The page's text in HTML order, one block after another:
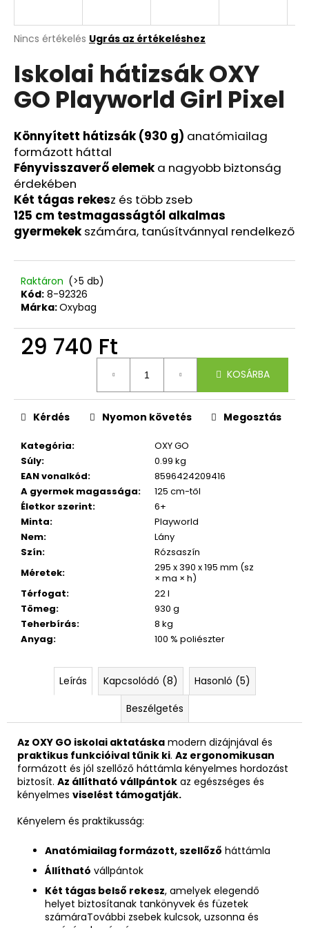
A
átlagos
értékelése
5-
ből
csillag.
Nincs értékelés Ugrás az értékeléshez
Iskolai hátizsák OXY
GO Playworld Girl Pixel
Könnyített hátizsák (930 g) anatómiailag
formázott háttal
Fényvisszaverő elemek a nagyobb biztonság
érdekében
Két tágas rekesz és több zseb
125 cm testmagasságtól alkalmas
gyermekek számára, tanúsítvánnyal rendelkező
Raktáron (>5 db)
Kód: 8-92326
Márka:Oxybag
29 740 Ft
KOSÁRBA
Kategória:
OXY GO
Súly:
0.99 kg
EAN vonalkód:
8596424209416
A gyermek magassága:
125 cm-től
Életkor szerint:
6+
Minta:
Playworld
Nem:
Lány
Szín:
Rózsaszín
Méretek:
295 x 390 x 195 mm (sz
× ma × h)
Térfogat:
22 l
Tömeg:
930 g
Teherbírás:
8 kg
Anyag: 100 % poliészter
Kérdés Nyomon követés Megosztás
E
Leírás Kapcsolódó (8)
Hasonló (5)
Beszélgetés
Az OXY GO iskolai aktatáska modern dizájnjával és
praktikus funkcióival tűnik ki. Az ergonomikusan
formázott és jól szellőző háttámla kényelmes hordozást
biztosít. Az állítható vállpántok az egészséges és
kényelmes viselést támogatják.
Kényelem és praktikusság:
Anatómiailag formázott, szellőző háttámla
Állítható vállpántok
Két tágas belső rekesz, amelyek elegendő
helyet biztosítanak tankönyvek és füzetek
számáraTovábbi zsebek kulcsok, uzsonna és
A
á
n
l
u
k
3
RÉSZES
SZETT
PREMIUM
LIGHT
32
392
Ft
Korábbi:
40
Ft